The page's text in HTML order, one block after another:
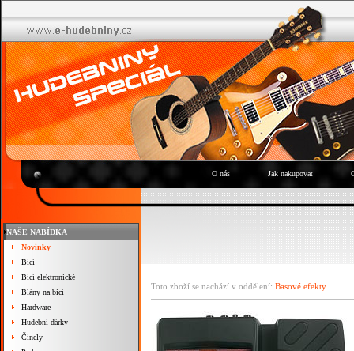
O nás Jak nakupovat
NAŠE NABÍDKA
Novinky
Bicí
Bicí elektronické
Blány na bicí
Hardware
Hudební dárky
Činely
Toto zboží se nachází v oddělení: Basové efekty